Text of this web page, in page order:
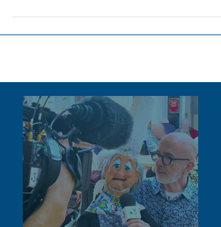
La deuxième édition de la soirée dîner
cabaret organisée par le comité des fêtes